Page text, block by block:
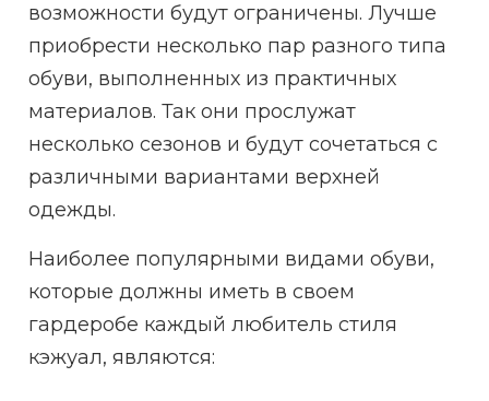
возможности будут ограничены. Лучше
приобрести несколько пар разного типа
обуви, выполненных из практичных
материалов. Так они прослужат
несколько сезонов и будут сочетаться с
различными вариантами верхней
одежды.
Наиболее популярными видами обуви,
которые должны иметь в своем
гардеробе каждый любитель стиля
кэжуал, являются: